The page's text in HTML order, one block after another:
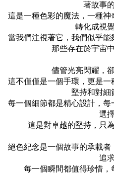
著故事
這是一種色彩的魔法，一種
轉化成視
當我們注視著它，我們似乎能
那些存在於宇宙
儘管光亮閃耀，
這不僅僅是一個手環，更是
堅持和對細
每一個細節都是精心設計，
選擇
這是對卓越的堅持，只
絕色紀念是一個故事的承載
追求
每一個瞬間都值得珍惜，